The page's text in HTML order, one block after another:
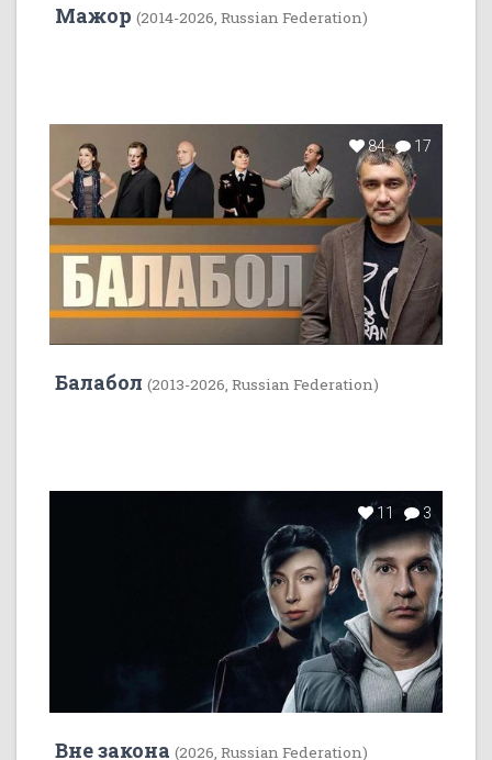
Мажор (2014-2026, Russian Federation)
84 17
Балабол (2013-2026, Russian Federation)
11 3
Вне закона (2026, Russian Federation)